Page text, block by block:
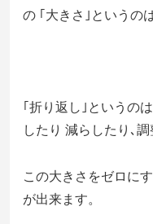
の ｢大きさ｣というの
｢折り返し｣というの
したり 減らしたり､
この大きさをゼロ に
が出来ます。